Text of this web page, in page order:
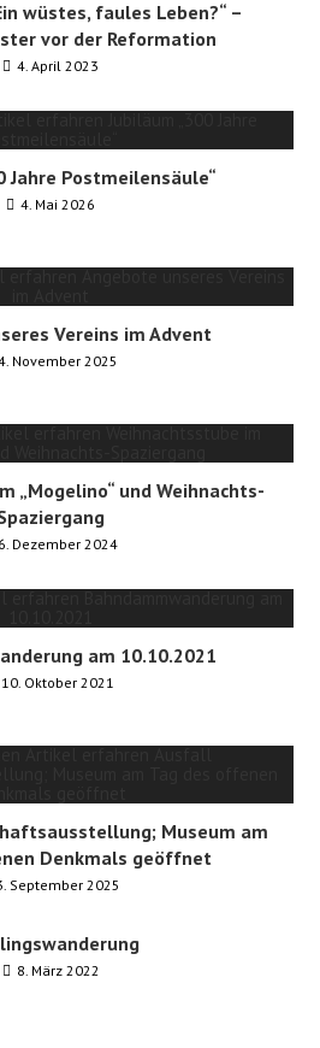
wüstes, faules Leben?“ –
vor der Reformation
4. April 2023
Jahre Postmeilensäule“
4. Mai 2026
Vereins im Advent
November 2025
„Mogelino“ und Weihnachts-
6. Dezember 2024
am 10.10.2021
10. Oktober 2021
Museum am
Denkmals geöffnet
September 2025
8. März 2022